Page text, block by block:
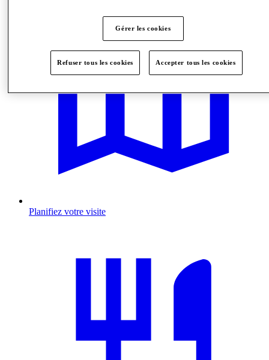
Planifiez votre visite
Gérer les cookies
Refuser tous les cookies Accepter tous les cookies